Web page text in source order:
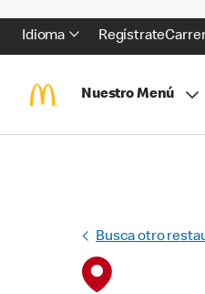
Idioma Regístrate
Nuestro Menú
Busca otro